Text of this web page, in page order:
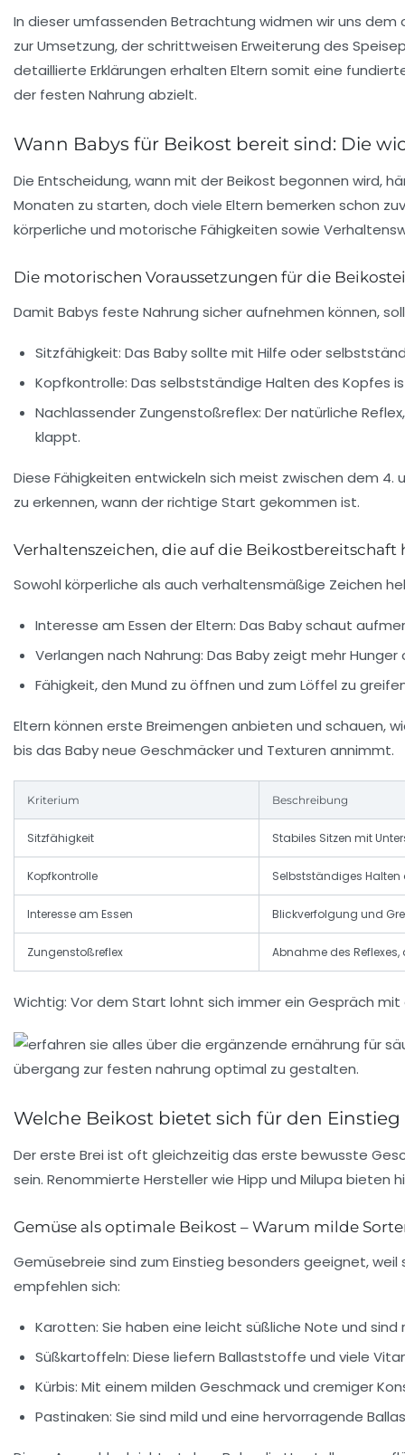
In dieser umfassenden Betrachtung widmen wir uns
zur Umsetzung, der schrittweisen Erweiterung des
detaillierte Erklärungen erhalten Eltern somit eine
der festen Nahrung abzielt.
Wann Babys für Beikost bereit sind: Die
Die Entscheidung, wann mit der Beikost begonnen wird,
Monaten zu starten, doch viele Eltern bemerken schon
körperliche und motorische Fähigkeiten sowie
Die motorischen Voraussetzungen für die
Damit Babys feste Nahrung sicher aufnehmen können,
Sitzfähigkeit: Das Baby sollte mit Hilfe oder
Kopfkontrolle: Das selbstständige Halten des Kopfes
Nachlassender Zungenstoßreflex: Der natürliche
klappt.
Diese Fähigkeiten entwickeln sich meist zwischen dem
zu erkennen, wann der richtige Start gekommen ist.
Verhaltenszeichen, die auf die Beikostbereitschaft
Sowohl körperliche als auch verhaltensmäßige Zeichen
Interesse am Essen der Eltern: Das Baby schaut
Verlangen nach Nahrung: Das Baby zeigt mehr
Fähigkeit, den Mund zu öffnen und zum Löffel zu
Eltern können erste Breimengen anbieten und schauen,
bis das Baby neue Geschmäcker und Texturen annimmt.
Kriterium Beschreibung
Sitzfähigkeit Stabiles Sitzen mit
Kopfkontrolle Selbstständiges Halten
Interesse am Essen Blickverfolgung und
Zungenstoßreflex Abnahme des
Wichtig: Vor dem Start lohnt sich immer ein Gespräch mit
Welche Beikost bietet sich für den
Der erste Brei ist oft gleichzeitig das erste bewusste
sein. Renommierte Hersteller wie Hipp und Milupa
Gemüse als optimale Beikost – Warum milde
Gemüsebreie sind zum Einstieg besonders geeignet,
empfehlen sich:
Karotten: Sie haben eine leicht süßliche Note und
Süßkartoffeln: Diese liefern Ballaststoffe und viele
Kürbis: Mit einem milden Geschmack und cremiger
Pastinaken: Sie sind mild und eine hervorragende